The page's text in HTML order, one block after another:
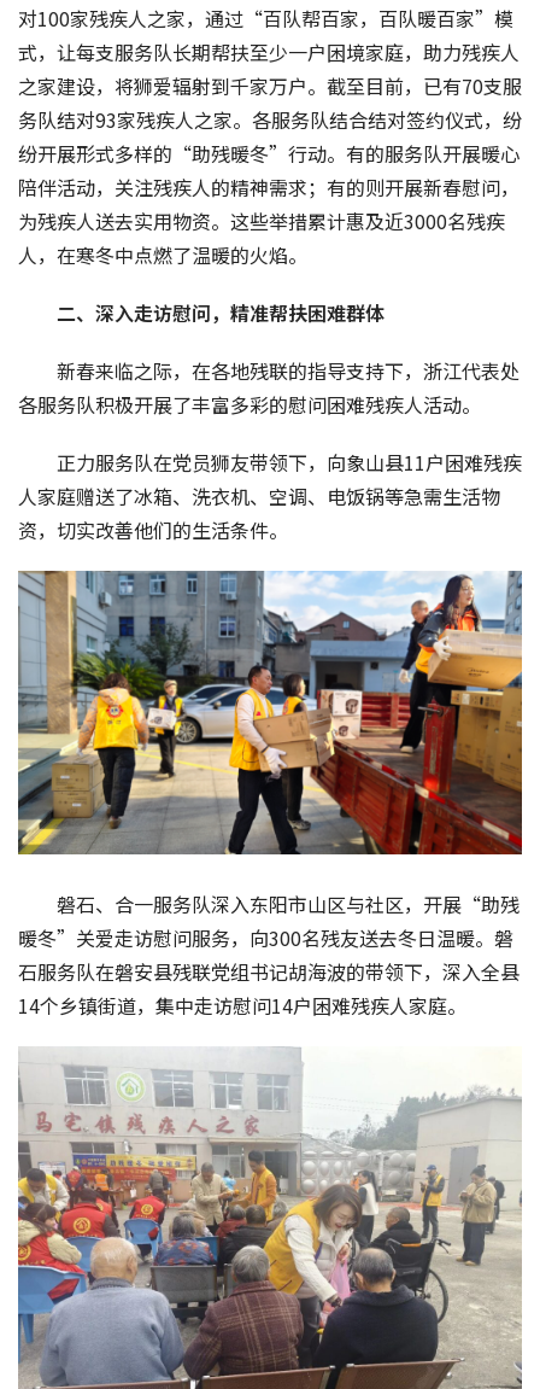
对100家残疾人之家，通过“百队帮百家，百队暖百家”模
式，让每支服务队长期帮扶至少一户困境家庭，助力残疾人
之家建设，将狮爱辐射到千家万户。截至目前，已有70支服
务队结对93家残疾人之家。各服务队结合结对签约仪式，纷
纷开展形式多样的“助残暖冬”行动。有的服务队开展暖心
陪伴活动，关注残疾人的精神需求；有的则开展新春慰问，
为残疾人送去实用物资。这些举措累计惠及近3000名残疾
人，在寒冬中点燃了温暖的火焰。
二、深入走访慰问，精准帮扶困难群体
新春来临之际，在各地残联的指导支持下，浙江代表处
各服务队积极开展了丰富多彩的慰问困难残疾人活动。
正力服务队在党员狮友带领下，向象山县11户困难残疾
人家庭赠送了冰箱、洗衣机、空调、电饭锅等急需生活物
资，切实改善他们的生活条件。
磐石、合一服务队深入东阳市山区与社区，开展“助残
暖冬”关爱走访慰问服务，向300名残友送去冬日温暖。磐
石服务队在磐安县残联党组书记胡海波的带领下，深入全县
14个乡镇街道，集中走访慰问14户困难残疾人家庭。